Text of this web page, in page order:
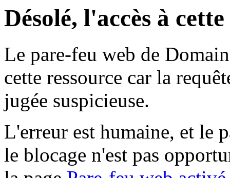
Désolé, l'accès à
Le pare-feu web de
cette ressource car la
jugée suspicieuse.
L'erreur est humaine, et le
le blocage n'est pas